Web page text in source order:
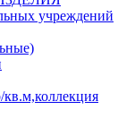
учреждений